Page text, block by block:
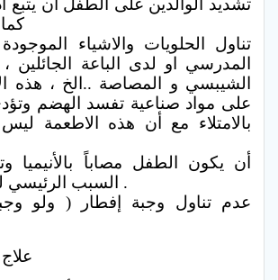
المدرسي او لدى الباعة
الشيبسي و المصاصة ..الخ ، هذه
على مواد صناعية تفسد الهضم
بالامتلاء مع أن هذه الاطعمة
السبب الرئيسي لفقدان الشهية .